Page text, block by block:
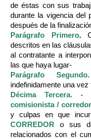
de éstas con sus
durante la vigencia del
después de la
Parágrafo Primero.
descritos en las
al contratante a
las que haya lugar-
Parágrafo Segundo
indefinidamente una
Décima Tercera. -
comisionista /
y culpas en que
CORREDOR
o sus
relacionados con el